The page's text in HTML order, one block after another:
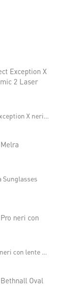
Occhiali fotocromatici Rudy Project Exception X neri con lente ImpactX™ Photochromic 2 Laser Purple
Sunglasses
Occhiali Rudy Project Spinshield Pro neri con lente RP Optics Multilaser Red